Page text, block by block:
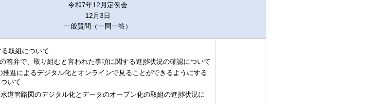
令和7年12月定例会
12月3日
一般質問（一問一答）
取組について
答弁で、取り組むと言われた事項に関する進捗状況の確認について
推進によるデジタル化とオンラインで見ることができるようにする
いて
道管路図のデジタル化とデータのオープン化の取組の進捗状況に